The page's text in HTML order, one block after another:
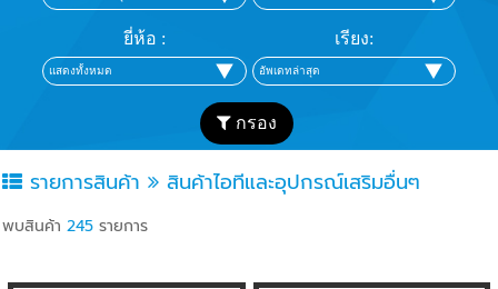
ยี่ห้อ : เรียง:
กรอง
รายการสินค้า สินค้าไอทีและอุปกรณ์เสริมอื่นๆ
พบสินค้า 245 รายการ